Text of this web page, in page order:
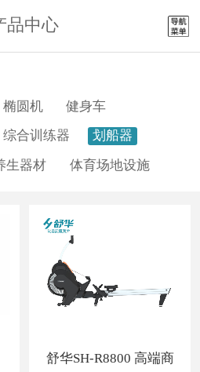
品中心
椭圆机
健身车
综合训练器
划船器
生器材 体育场地设施
舒华SH-R8800 高端商